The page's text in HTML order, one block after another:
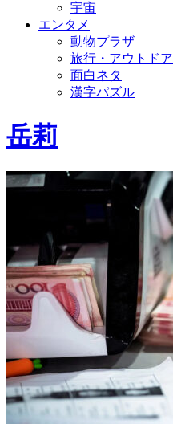
宇宙
エンタメ
動物プラザ
旅行・アウトドア
面白ネタ
漢字パズル
岳莉